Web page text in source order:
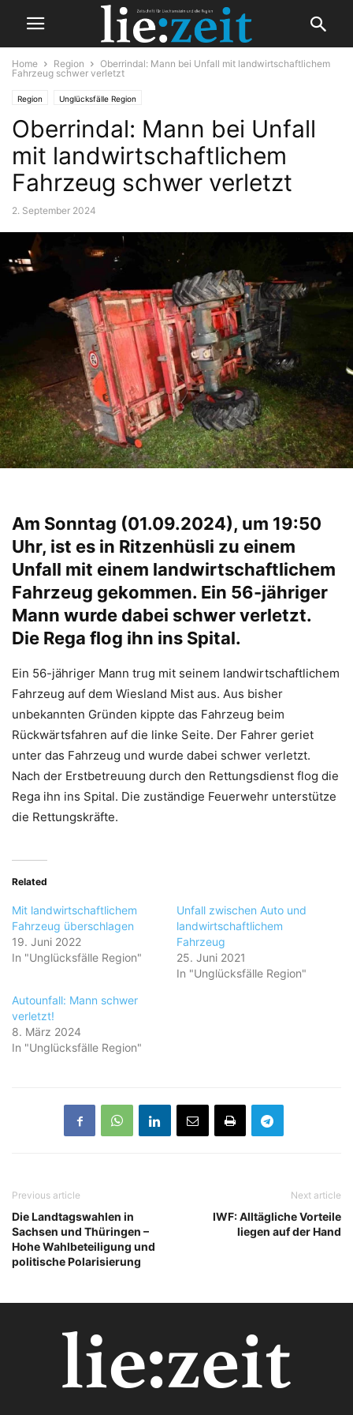
Home Region
Oberrindal: Mann bei Unfall mit landwirtschaftlichem
Fahrzeug schwer verletzt
Region Unglücksfälle Region
Oberrindal: Mann bei Unfall
mit landwirtschaftlichem
Fahrzeug schwer verletzt
2. September 2024
Am Sonntag (01.09.2024), um 19:50
Uhr, ist es in Ritzenhüsli zu einem
Unfall mit einem landwirtschaftlichem
Fahrzeug gekommen. Ein 56-jähriger
Mann wurde dabei schwer verletzt.
Die Rega flog ihn ins Spital.
Ein 56-jähriger Mann trug mit seinem landwirtschaftlichem
Fahrzeug auf dem Wiesland Mist aus. Aus bisher
unbekannten Gründen kippte das Fahrzeug beim
Rückwärtsfahren auf die linke Seite. Der Fahrer geriet
unter das Fahrzeug und wurde dabei schwer verletzt.
Nach der Erstbetreuung durch den Rettungsdienst flog die
Rega ihn ins Spital. Die zuständige Feuerwehr unterstütze
die Rettungskräfte.
Related
Mit landwirtschaftlichem
Fahrzeug überschlagen
19. Juni 2022
In "Unglücksfälle Region"
Unfall zwischen Auto und
landwirtschaftlichem
Fahrzeug
25. Juni 2021
In "Unglücksfälle Region"
Autounfall: Mann schwer
verletzt!
8. März 2024
In "Unglücksfälle Region"
Previous article
Die Landtagswahlen in
Sachsen und Thüringen –
Hohe Wahlbeteiligung und
politische Polarisierung
Next article
IWF: Alltägliche Vorteile
liegen auf der Hand